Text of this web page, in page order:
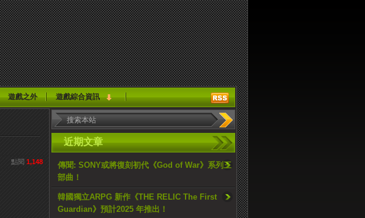
遊戲之外 遊戲綜合資訊
近期文章
傳聞: SONY或將復刻初代《God of War》系列三
部曲！
韓國獨立ARPG 新作《THE RELIC The First
Guardian》預計2025 年推出！
點閱 1,148